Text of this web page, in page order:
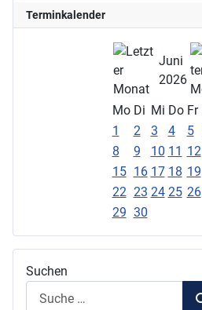
Terminkalender
Juni
2026
Mo Di Mi Do Fr
1
2 3 4 5
8
9 10 11 12
15 16 17 18 19
22 23 24 25 26
29 30
Suchen